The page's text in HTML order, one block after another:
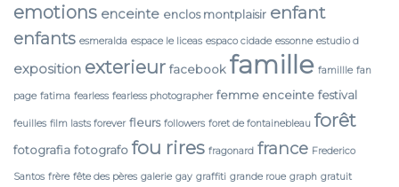
emotions enceinte enclos montplaisir enfant
enfants esmeralda espace le liceas espaco cidade essonne estudio d
exposition exterieur facebook famille famillle fan
page fatima fearless fearless photographer femme enceinte festival
feuilles film lasts forever fleurs followers foret de fontainebleau forêt
fotografia fotografo fou rires fragonard france Frederico
Santos frère fête des pères galerie gay graffiti grande roue graph gratuit